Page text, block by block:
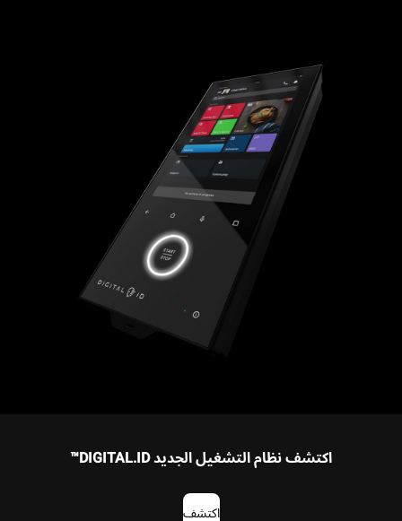
اكتشف نظام التشغيل الجديد DIGITAL.ID™
اكتشف